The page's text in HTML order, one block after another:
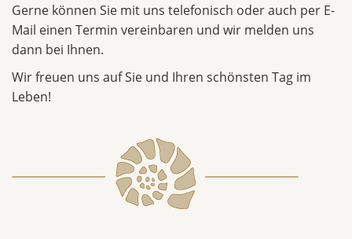
Gerne können Sie mit uns telefonisch oder auch per E-
Mail einen Termin vereinbaren und wir melden uns
dann bei Ihnen.
Wir freuen uns auf Sie und Ihren schönsten Tag im
Leben!